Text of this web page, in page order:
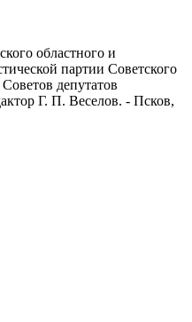
областного и
партии Советского
депутатов
Г. П. Веселов. - Псков,